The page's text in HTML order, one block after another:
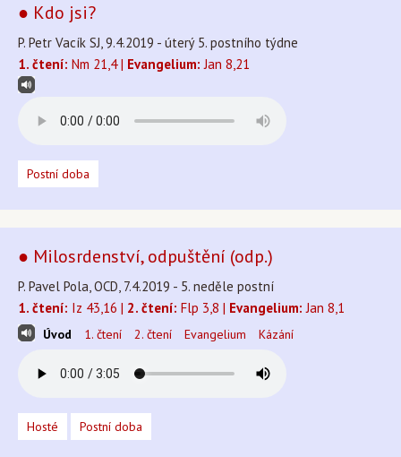
● Kdo jsi?
P. Petr Vacík SJ, 9.4.2019 - úterý 5. postního týdne
1. čtení: Nm 21,4 | Evangelium: Jan 8,21
Postní doba
● Milosrdenství, odpuštění (odp.)
P. Pavel Pola, OCD, 7.4.2019 - 5. neděle postní
1. čtení: Iz 43,16 | 2. čtení: Flp 3,8 | Evangelium: Jan 8,1
Úvod 1. čtení 2. čtení Evangelium Kázání
Hosté Postní doba